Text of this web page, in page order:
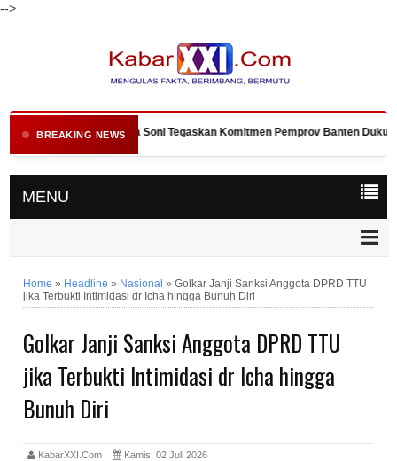
-->
BREAKING NEWS
Gubernur Andra Soni Tegaskan Komitmen Pemprov Banten Dukung
MENU
Home » Headline » Nasional »Golkar Janji Sanksi Anggota DPRD TTU
jika Terbukti Intimidasi dr Icha hingga Bunuh Diri
Golkar Janji Sanksi Anggota DPRD TTU
jika Terbukti Intimidasi dr Icha hingga
Bunuh Diri
KabarXXI.Com Kamis, 02 Juli 2026